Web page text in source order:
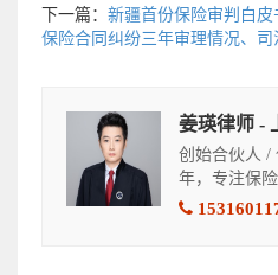
下一篇： 新疆首份保险审判白皮
保险合同纠纷三年审理情况、
姜瑛律师 -
创始合伙人 /
年，专注保